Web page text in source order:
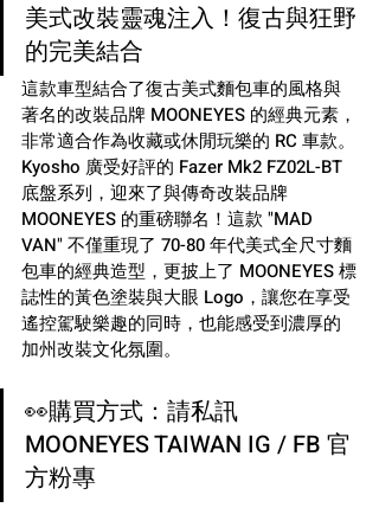
美式改裝靈魂注入！復古與狂野
的完美結合
這款車型結合了復古美式麵包車的風格與
著名的改裝品牌 MOONEYES 的經典元素，
非常適合作為收藏或休閒玩樂的 RC 車款。
Kyosho 廣受好評的 Fazer Mk2 FZ02L-BT
底盤系列，迎來了與傳奇改裝品牌
MOONEYES 的重磅聯名！這款 "MAD
VAN" 不僅重現了 70-80 年代美式全尺寸麵
包車的經典造型，更披上了 MOONEYES 標
誌性的黃色塗裝與大眼 Logo，讓您在享受
遙控駕駛樂趣的同時，也能感受到濃厚的
加州改裝文化氛圍。
👀購買方式：請私訊
MOONEYES TAIWAN IG / FB 官
方粉專